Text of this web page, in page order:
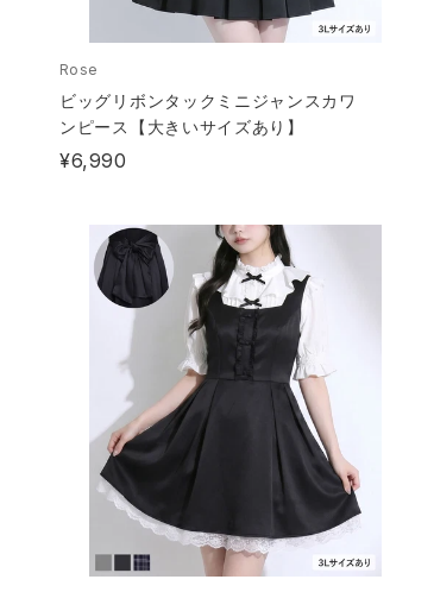
Rose
ビッグリボンタックミニジャンスカワ
ンピース【大きいサイズあり】
¥6,990